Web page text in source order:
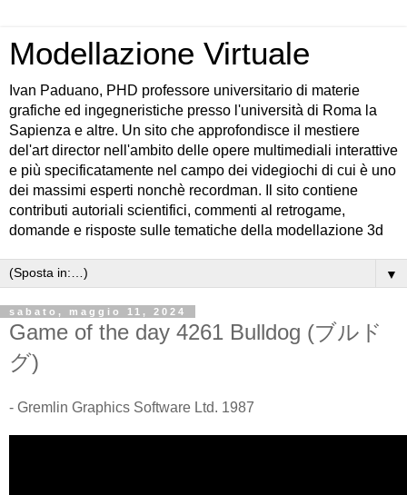
Modellazione Virtuale
Ivan Paduano, PHD professore universitario di materie
grafiche ed ingegneristiche presso l'università di Roma la
Sapienza e altre. Un sito che approfondisce il mestiere
del'art director nell'ambito delle opere multimediali interattive
e più specificatamente nel campo dei videgiochi di cui è uno
dei massimi esperti nonchè recordman. Il sito contiene
contributi autoriali scientifici, commenti al retrogame,
domande e risposte sulle tematiche della modellazione 3d
▼
sabato, maggio 11, 2024
Game of the day 4261 Bulldog (ブルド
グ)
- Gremlin Graphics Software Ltd. 1987